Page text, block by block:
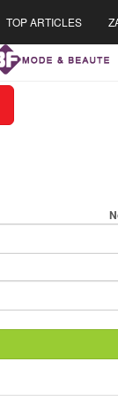
TOP ARTICLES